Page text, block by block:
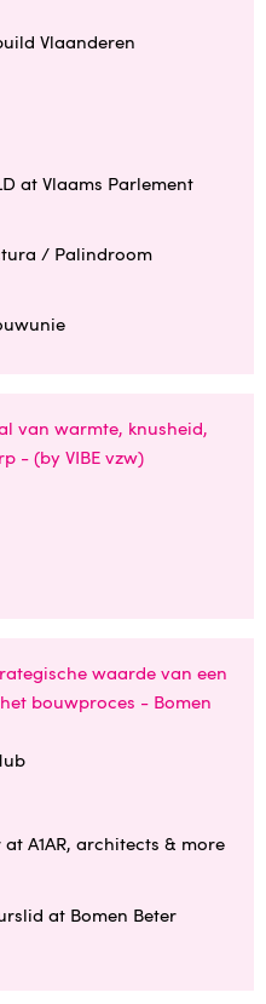
Vlaanderen
at Vlaams Parlement
/ Palindroom
van warmte, knusheid,
- (by VIBE vzw)
waarde van een
bouwproces - Bomen
A1AR, architects & more
at Bomen Beter